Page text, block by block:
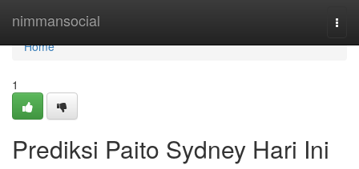
nimmansocial
Home
Home
1
Prediksi Paito Sydney Hari Ini